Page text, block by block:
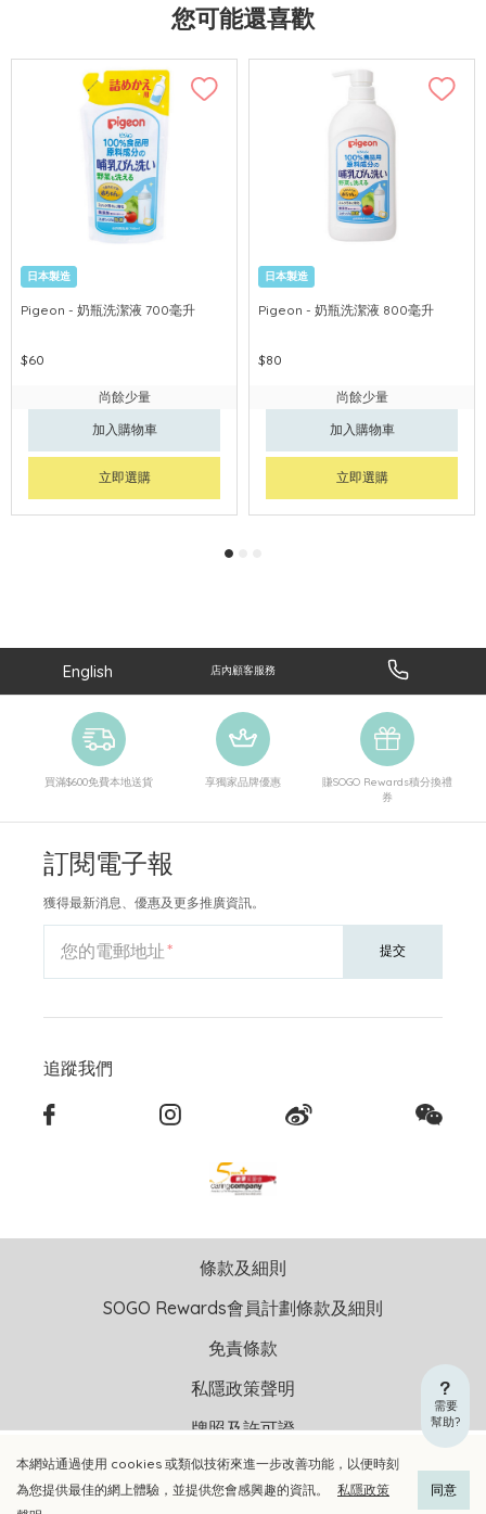
加入購物車 立即選購
您可能還喜歡
日本製造
Pigeon - 奶瓶洗潔液 700毫升
$60
尚餘少量
加入購物車
立即選購
日本製造
Pigeon - 奶瓶洗潔液 800毫升
$80
尚餘少量
加入購物車
立即選購
本網站通過使用 cookies 或類似技術來進一步改善功能，以便時刻
為您提供最佳的網上體驗，並提供您會感興趣的資訊。
私隱政策
同意
需要
幫助?
English 店內顧客服務
買滿$600免費本地送貨 享獨家品牌優惠
賺SOGO Rewards積分換禮
券
訂閱電子報
獲得最新消息、優惠及更多推廣資訊。
您的電郵地址 提交
追蹤我們
版權聲明 © 2026 崇光(香港)百貨有限公司 版權所有 不得轉載
條款及細則
SOGO Rewards會員計劃條款及細則
免責條款
私隱政策聲明
牌照及許可證